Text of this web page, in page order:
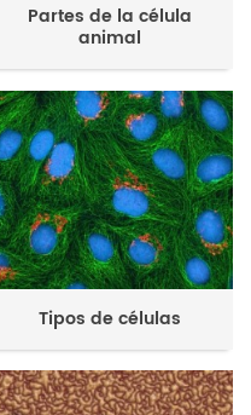
Partes de la célula
animal
Tipos de células